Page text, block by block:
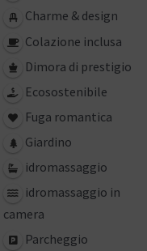
Charme & design
Colazione inclusa
Dimora di prestigio
Ecosostenibile
Fuga romantica
Giardino
idromassaggio
idromassaggio in
camera
Parcheggio